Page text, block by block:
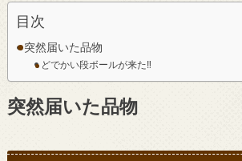
目次
突然届いた品物
どでかい段ボールが来た‼︎
突然届いた品物